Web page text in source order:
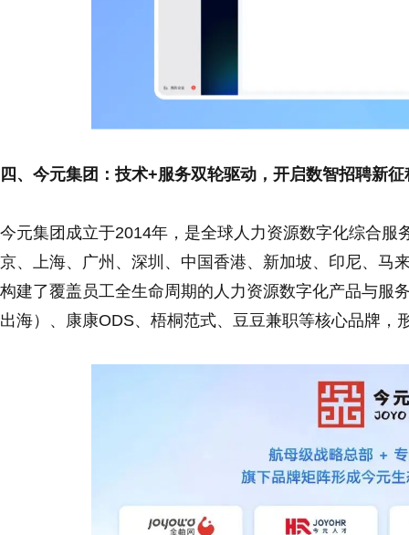
四、今元集团：技术+服务双轮驱动，开启数智招聘新征
今元集团成立于2014年，是全球人力资源数字化综合
京、上海、广州、深圳、中国香港、新加坡、印尼、马
构建了覆盖员工全生命周期的人力资源数字化产品与服
出海）、康康ODS、梧桐范式、豆豆兼职等核心品牌，